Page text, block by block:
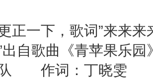
一下，歌词”来来来
”出自歌曲《青苹果
队 作词：丁晓雯